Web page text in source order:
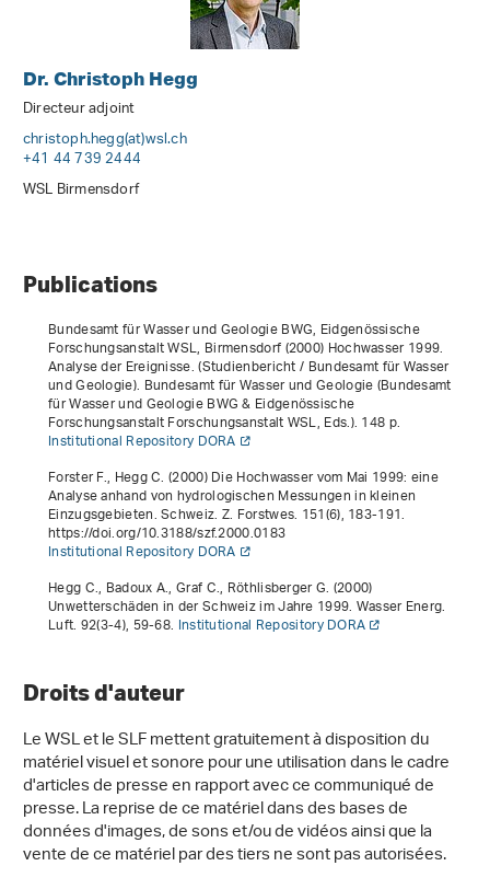
Dr. Christoph Hegg
Directeur adjoint
christoph.hegg(at)wsl.ch
+41 44 739 2444
WSL Birmensdorf
Publications
Bundesamt für Wasser und Geologie BWG, Eidgenössische
Forschungsanstalt WSL, Birmensdorf (2000)Hochwasser 1999.
Analyse der Ereignisse. (Studienbericht / Bundesamt für Wasser
und Geologie). Bundesamt für Wasser und Geologie (Bundesamt
für Wasser und Geologie BWG & Eidgenössische
Forschungsanstalt Forschungsanstalt WSL, Eds.). 148 p.
Institutional Repository DORA
Forster F., Hegg C. (2000) Die Hochwasser vom Mai 1999: eine
Analyse anhand von hydrologischen Messungen in kleinen
Einzugsgebieten. Schweiz. Z. Forstwes. 151(6), 183-191.
https://doi.org/10.3188/szf.2000.0183
Institutional Repository DORA
Hegg C., Badoux A., Graf C., Röthlisberger G. (2000)
Unwetterschäden in der Schweiz im Jahre 1999. Wasser Energ.
Luft.92(3-4), 59-68. Institutional Repository DORA
Droits d'auteur
Le WSL et le SLF mettent gratuitement à disposition du
matériel visuel et sonore pour une utilisation dans le cadre
d'articles de presse en rapport avec ce communiqué de
presse. La reprise de ce matériel dans des bases de
données d'images, de sons et/ou de vidéos ainsi que la
vente de ce matériel par des tiers ne sont pas autorisées.